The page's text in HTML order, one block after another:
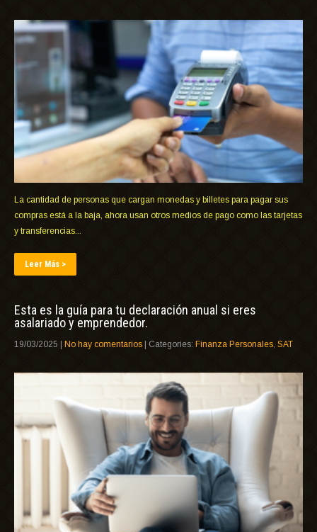
La cantidad de personas que cargan monedas y billetes para pagar sus
compras está a la baja, ahora usan otros medios de pago como las tarjetas
y transferencias...
Leer Más >
Esta es la guía para tu declaración anual si eres
asalariado y emprendedor.
19/03/2025 | No hay comentarios | Categories: Finanza Personales SAT